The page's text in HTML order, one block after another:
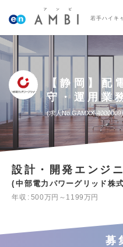
若手ハイキ
【静岡】配
守・運用業
求人No.GAMXX-4000009
設計・開発エンジ
中部電力パワーグリッド株
年収 500万円～1199万円
募